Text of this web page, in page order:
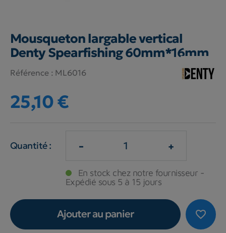
Mousqueton largable vertical
Denty Spearfishing 60mm*16mm
Référence : ML6016
25,10 €
Quantité : - +
En stock chez notre fournisseur -
Expédié sous 5 à 15 jours
favorite_border
Ajouter au panier